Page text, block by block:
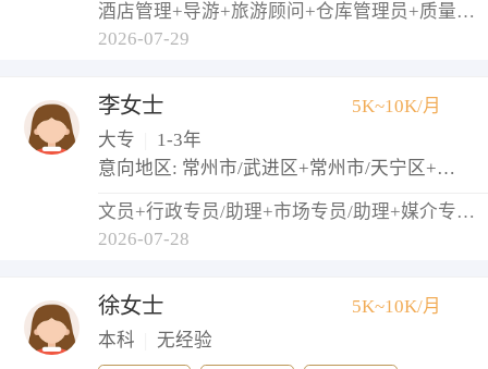
酒店管理+导游+旅游顾问+仓库管理员+质量检验员/测试员
2026-07-29
李女士
5K~10K/月
大专
1-3年
意向地区: 常州市/武进区+常州市/天宁区+常州市/钟楼区
文员+行政专员/助理+市场专员/助理+媒介专员/助理
2026-07-28
徐女士
5K~10K/月
本科
无经验